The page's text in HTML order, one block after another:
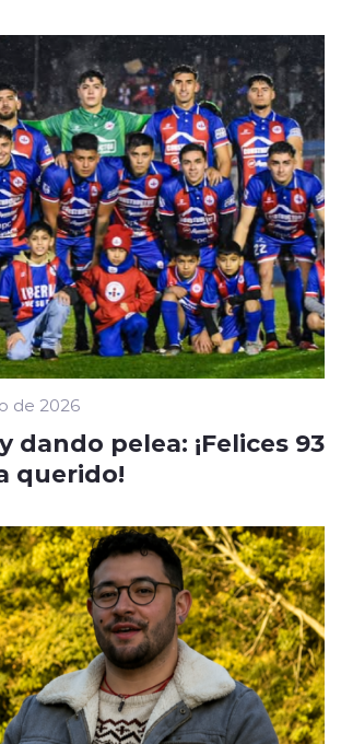
de 2026
dando pelea: ¡Felices 93
querido!